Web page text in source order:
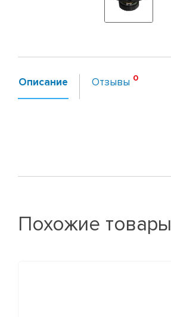
Описание Отзывы
Похожие товары